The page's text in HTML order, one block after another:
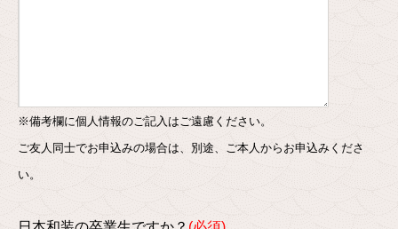
※備考欄に個人情報のご記入はご遠慮ください。
ご友人同士でお申込みの場合は、別途、ご本人からお申込みくださ
い。